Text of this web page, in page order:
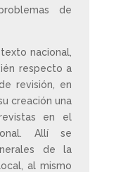
de
nacional,
respecto a
revisión, en
creación una
en el
Allí se
de la
al mismo